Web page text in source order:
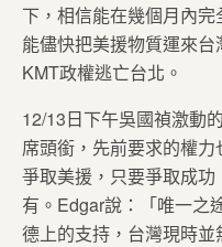
下，相信能在幾個月內
能儘快把美援物質運來
KMT政權逃亡台北。
12/13日下午吳國禎激動
席頭銜，先前要求的權
爭取美援，只要爭取成
有。Edgar說：「唯一之
德上的支持，台灣現時